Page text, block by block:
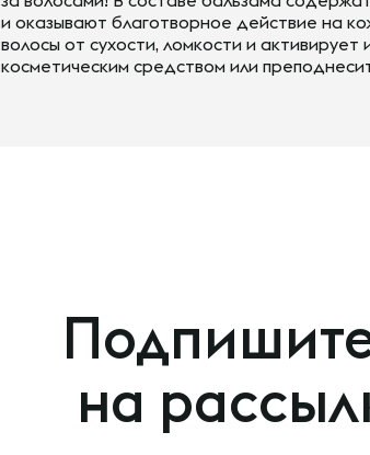
и оказывают благотворное действие на
волосы от сухости, ломкости и
косметическим средством или
на